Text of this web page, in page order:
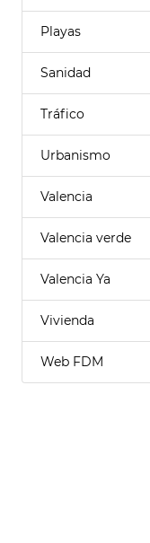
Playas
Sanidad
Tráfico
Urbanismo
Valencia
Valencia verde
Valencia Ya
Vivienda
Web FDM